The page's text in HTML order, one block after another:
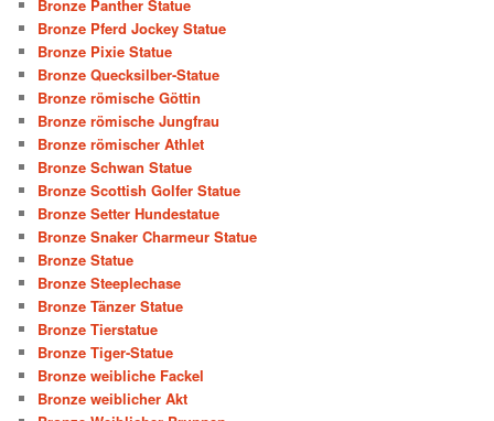
Bronze Panther Statue
Bronze Pferd Jockey Statue
Bronze Pixie Statue
Bronze Quecksilber-Statue
Bronze römische Göttin
Bronze römische Jungfrau
Bronze römischer Athlet
Bronze Schwan Statue
Bronze Scottish Golfer Statue
Bronze Setter Hundestatue
Bronze Snaker Charmeur Statue
Bronze Statue
Bronze Steeplechase
Bronze Tänzer Statue
Bronze Tierstatue
Bronze Tiger-Statue
Bronze weibliche Fackel
Bronze weiblicher Akt